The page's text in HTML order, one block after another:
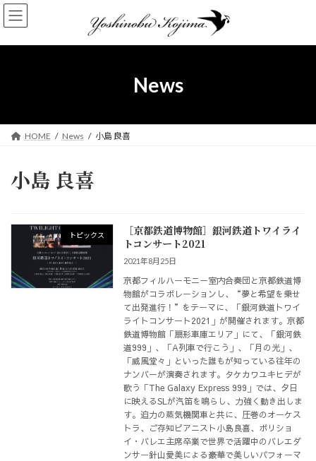
コ
ン
ン
ナ
ビ
ー
News
HOME News 小島 良喜
小島 良喜
トピックス
［京都鉄道博物館］銀河鉄道トワイライ
トコンサート2021
2021年8月25日
京都フィルハーモニー室内合奏団と京都鉄道博
物館がコラボレーションし、“夢と希望を乗せ
て出発進行！”をテーマに、「銀河鉄道トワイ
ライトコンサート2021」が開催されます。京都
鉄道博物館「扇形車庫エリア」にて、「銀河鉄
道999」、「A列車で行こう」、「月の光」、
「威風堂々」といった誰もが知っている往年の
ナンバーが演奏されます。タケカワユキヒデが
歌う「The Galaxy Express 999」では、夕日
に映えるSLが汽笛を鳴らし、力強く動き出しま
す。迫力の蒸気機関車と共に、圧巻のオーケス
トラ、ご存知ピアニスト小島良喜、ボリショ
イ・バレエ主席卒業で世界で活躍中のバレエダ
ンサー針山愛美による豪華で美しいパフォーマ